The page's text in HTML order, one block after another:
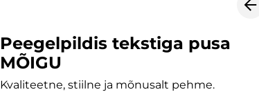
Peegelpildis tekstiga pusa
MÕIGU
Kvaliteetne, stiilne ja mõnusalt pehme.